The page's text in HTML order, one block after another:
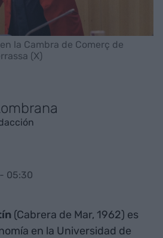
la Cambra de Comerç de
(X)
05:30
(Cabrera de Mar, 1962) es
en la Universidad de